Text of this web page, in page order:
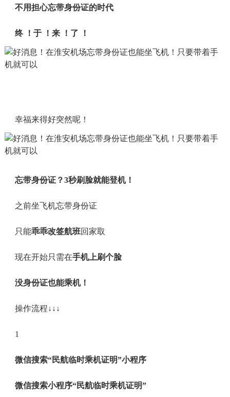
不用担心忘带身份证的时代
终 ！于 ！来 ！了 ！
幸福来得好突然呢！
忘带身份证？3秒刷脸就能登机！
之前坐飞机忘带身份证
只能乖乖改签航班回家取
现在开始只需在手机上刷个脸
没身份证也能乘机！
操作流程↓↓↓
1
微信搜索“民航临时乘机证明”小程序
微信搜索小程序“民航临时乘机证明”